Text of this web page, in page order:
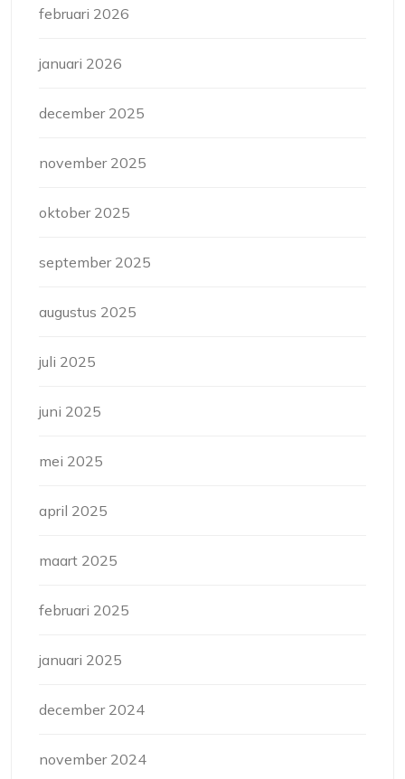
februari 2026
januari 2026
december 2025
november 2025
oktober 2025
september 2025
augustus 2025
juli 2025
juni 2025
mei 2025
april 2025
maart 2025
februari 2025
januari 2025
december 2024
november 2024